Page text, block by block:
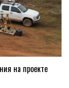
на проекте